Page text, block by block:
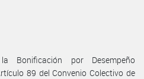
la Bonificación por Desempeño
89 del Convenio Colectivo de